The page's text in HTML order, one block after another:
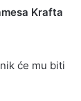
Krafta
će mu biti